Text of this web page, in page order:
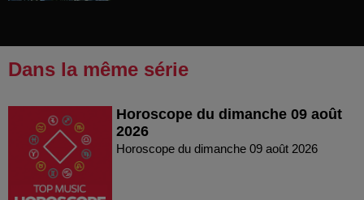
Dans la même série
Horoscope du dimanche 09 août
2026
Horoscope du dimanche 09 août 2026